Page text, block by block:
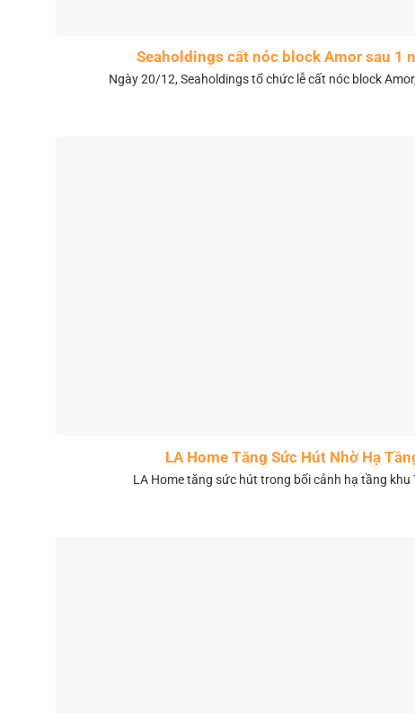
Seaholdings cất nóc block Amor sau 1
Ngày 20/12, Seaholdings tổ chức lễ cất nóc block
LA Home Tăng Sức Hút Nhờ Hạ
LA Home tăng sức hút trong bối cảnh hạ tầng khu